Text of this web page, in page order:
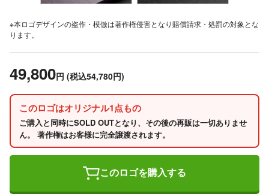
※本ロゴデザインの盗作・模倣は著作権侵害となり賠償請求・処罰の対象とな
ります。
49,800円 (税込54,780円)
このロゴはオリジナル1点もの
ご購入と同時にSOLD OUTとなり、その後の再販は一切ありませ
ん。 著作権はお客様に完全譲渡されます。
このロゴを購入する